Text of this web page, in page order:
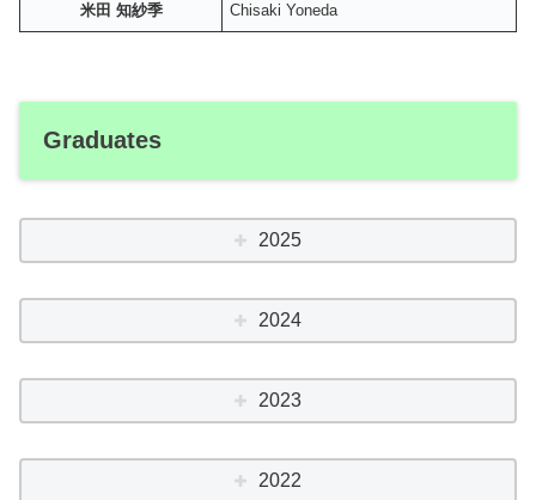
米田 知紗季 Chisaki Yoneda
Graduates
2025
2024
2023
2022